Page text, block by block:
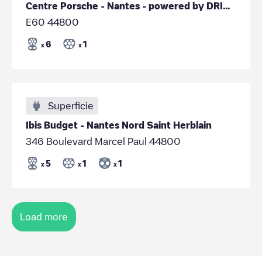
Centre Porsche - Nantes - powered by DRIVECO
E60 44800
x 6 x 1
Superficie
Ibis Budget - Nantes Nord Saint Herblain
346 Boulevard Marcel Paul 44800
x 5 x 1 x 1
Load more